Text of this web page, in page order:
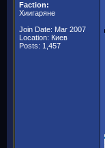
Faction:
Хиигаряне
Join Date: Mar 2007
Location: Киев
Posts: 1,457